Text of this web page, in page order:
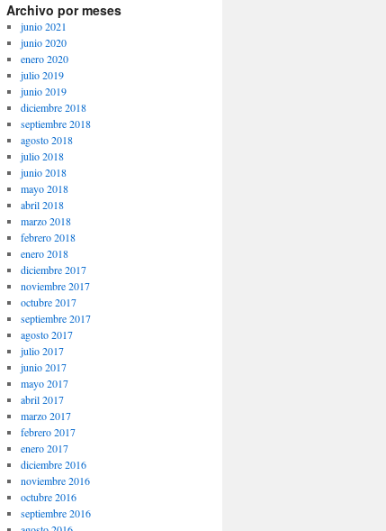
Archivo por meses
junio 2021
junio 2020
enero 2020
julio 2019
junio 2019
diciembre 2018
septiembre 2018
agosto 2018
julio 2018
junio 2018
mayo 2018
abril 2018
marzo 2018
febrero 2018
enero 2018
diciembre 2017
noviembre 2017
octubre 2017
septiembre 2017
agosto 2017
julio 2017
junio 2017
mayo 2017
abril 2017
marzo 2017
febrero 2017
enero 2017
diciembre 2016
noviembre 2016
octubre 2016
septiembre 2016